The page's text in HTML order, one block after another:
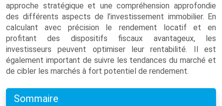
approche stratégique et une compréhension approfondie
des différents aspects de l’investissement immobilier. En
calculant avec précision le rendement locatif et en
profitant des dispositifs fiscaux avantageux, les
investisseurs peuvent optimiser leur rentabilité. Il est
également important de suivre les tendances du marché et
de cibler les marchés à fort potentiel de rendement.
Sommaire